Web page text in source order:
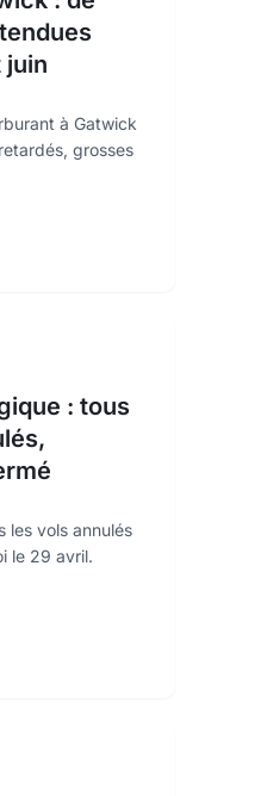
juin
à Gatwick
grosses
: tous
les vols annulés
le 29 avril.